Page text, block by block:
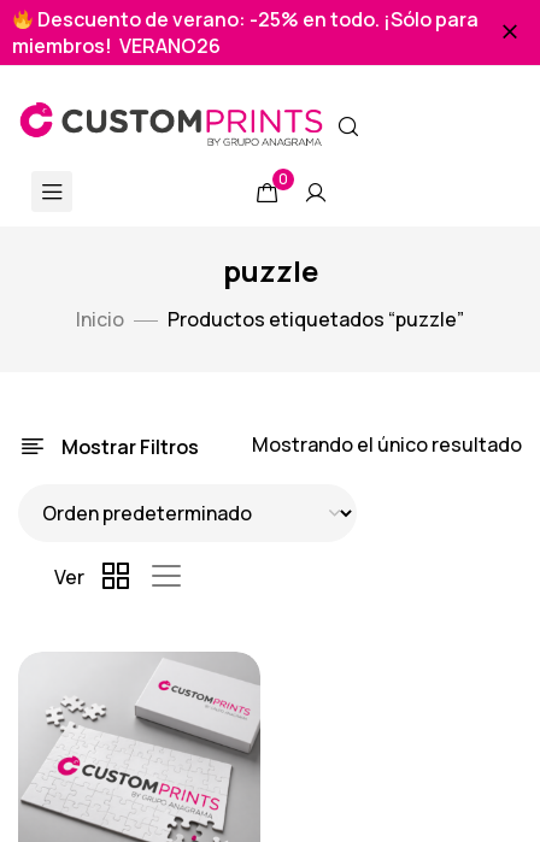
Descuento de verano: -25% en todo. ¡Sólo para
miembros! VERANO26
0
puzzle
Inicio Productos etiquetados “puzzle”
Mostrar Filtros Mostrando el único resultado
Ver